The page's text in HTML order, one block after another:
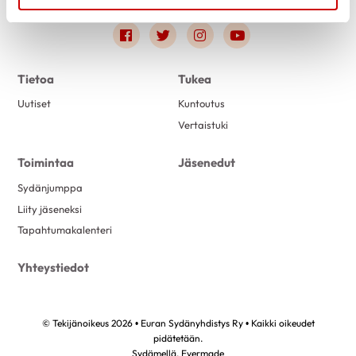
Link to facebook
Link to twitter
Link to instagram
Link to youtube
Tietoa
Uutiset
Tukea
Kuntoutus
Vertaistuki
Toimintaa
Sydänjumppa
Liity jäseneksi
Tapahtumakalenteri
Jäsenedut
Yhteystiedot
© Tekijänoikeus 2026 • Euran Sydänyhdistys Ry • Kaikki oikeudet
pidätetään.
Sydämellä, Evermade